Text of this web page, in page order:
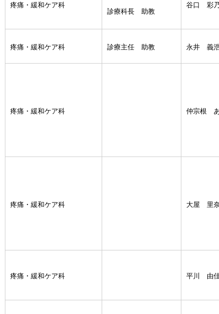
疼痛・緩和ケア科
診療科長 助教
谷口 彩
疼痛・緩和ケア科 診療主任 助教 永井 義
疼痛・緩和ケア科 仲宗根
疼痛・緩和ケア科 大屋 里
疼痛・緩和ケア科 平川 由